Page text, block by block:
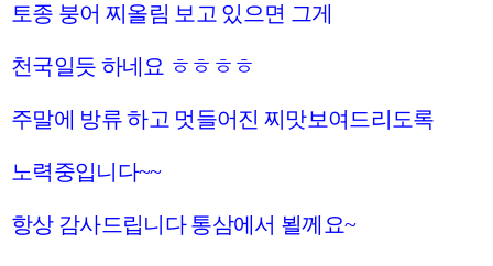
토종 붕어 찌올림 보고 있으면 그게
천국일듯 하네요 ㅎㅎㅎㅎ
주말에 방류 하고 멋들어진 찌맛보여드리도록
노력중입니다~~
항상 감사드립니다 통삼에서 뵐께요~